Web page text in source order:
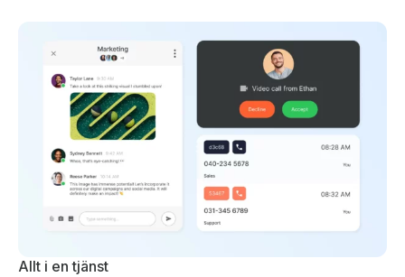
Allt i en tjänst